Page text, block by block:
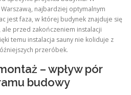
najbardziej optymalnym
jest faza, w której budynek znajduje się
przed zakończeniem instalacji
temu instalacja sauny nie koliduje z
przeróbek.
– wpływ pór
budowy